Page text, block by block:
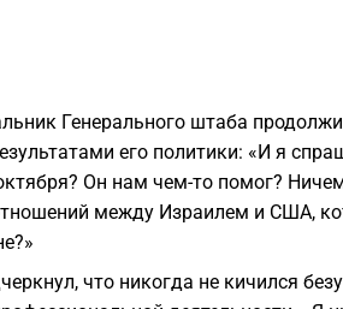
Генерального штаба
его политики: «И я
Он нам чем-то помог?
между Израилем и США,
что никогда не кичился